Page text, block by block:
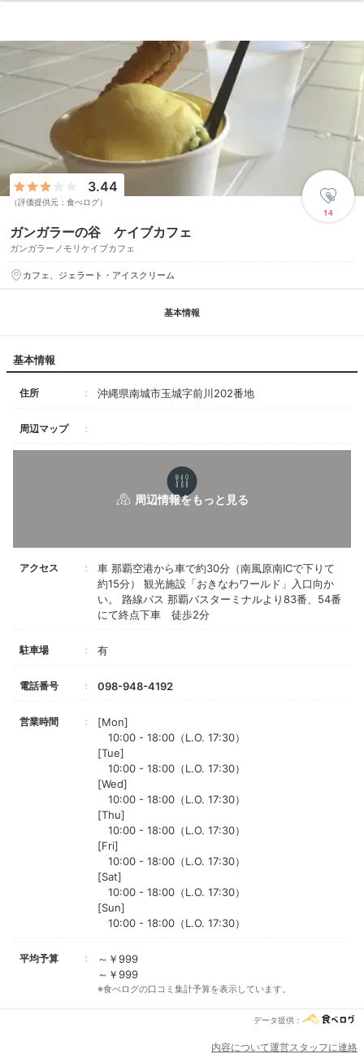
ガンガラーの谷 ケイブカフェ
ガンガラーノモリケイブカフェ
3.44
（評価提供元：食べログ）
14
カフェ、ジェラート・アイスクリーム
基本情報
基本情報
住所 沖縄県南城市玉城字前川202番地
周辺マップ
アクセス
車 那覇空港から車で約30分（南風原南ICで下りて
約15分） 観光施設「おきなわワールド」入口向か
い。 路線バス 那覇バスターミナルより83番、54番
にて終点下車 徒歩2分
駐車場 有
電話番号 098-948-4192
営業時間
[Mon]
10:00 - 18:00（L.O. 17:30）
[Tue]
10:00 - 18:00（L.O. 17:30）
[Wed]
10:00 - 18:00（L.O. 17:30）
[Thu]
10:00 - 18:00（L.O. 17:30）
[Fri]
10:00 - 18:00（L.O. 17:30）
[Sat]
10:00 - 18:00（L.O. 17:30）
[Sun]
10:00 - 18:00（L.O. 17:30）
平均予算
～￥999
～￥999
※食べログの口コミ集計予算を表示しています。
データ提供：
内容について運営スタッフに連絡